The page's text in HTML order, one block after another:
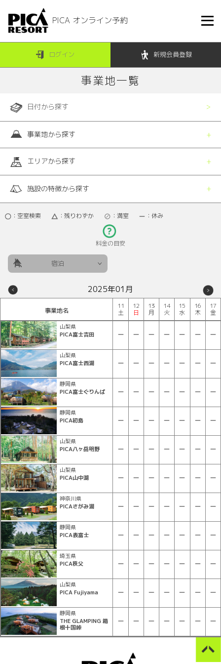
PICA オンライン予約
ログイン 新規会員登録
事業地一覧
日付から探す
事業地から探す
エリアから探す
施設の特徴から探す
：空室検索 ：残りわずか ：満室 ：休み
料金の目安
宿泊
2025年01月
事業地名
11
土
12
日
13
月
14
火
15
水
16
木
17
金
山梨県
PICA富士吉田
山梨県
PICA富士西湖
静岡県
PICA富士ぐりんぱ
静岡県
PICA初島
山梨県
PICA八ヶ岳明野
山梨県
PICA山中湖
神奈川県
PICAさがみ湖
静岡県
PICA表富士
埼玉県
PICA秩父
山梨県
PICA Fujiyama
静岡県
THE GLAMPING 箱
根十国峠